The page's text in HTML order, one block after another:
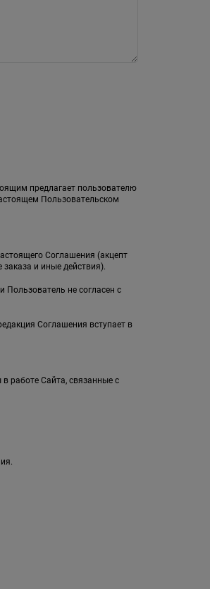
предлагает пользователю
Пользовательском
Соглашения (акцепт
и иные действия).
Пользователь не согласен с
Соглашения вступает в
работе Сайта, связанные с